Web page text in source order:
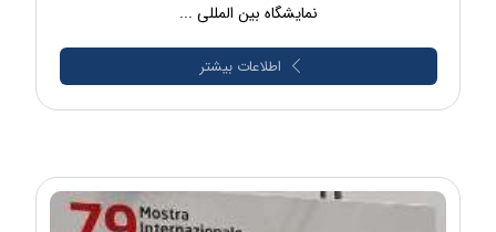
نمایشگاه بین المللی ...
اطلاعات بیشتر